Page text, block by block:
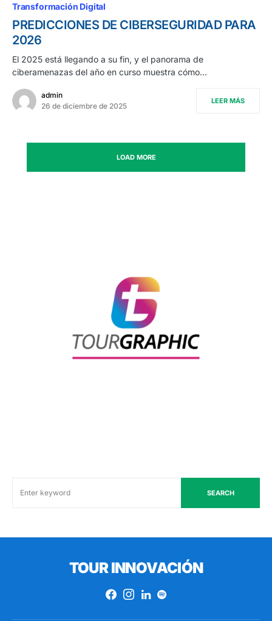
Transformación Digital
PREDICCIONES DE CIBERSEGURIDAD PARA
2026
El 2025 está llegando a su fin, y el panorama de
ciberamenazas del año en curso muestra cómo…
admin
26 de diciembre de 2025
LEER MÁS
LOAD MORE
SEARCH
TOUR INNOVACIÓN